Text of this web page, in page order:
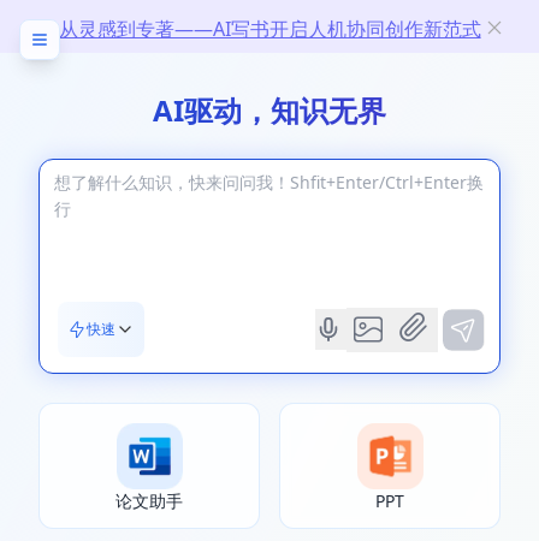
从灵感到专著——AI写书开启人机协同创作新范式
AI驱动，知识无界
快速
论文助手 PPT